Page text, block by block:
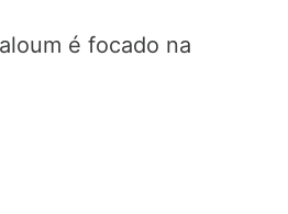
é focado na